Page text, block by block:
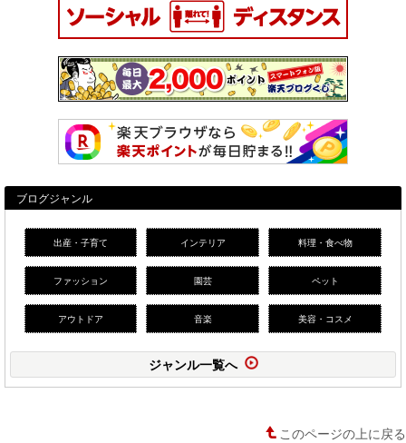
ブログジャンル
出産・子育て インテリア 料理・食べ物
ファッション 園芸 ペット
アウトドア 音楽 美容・コスメ
ジャンル一覧へ
このページの上に戻る